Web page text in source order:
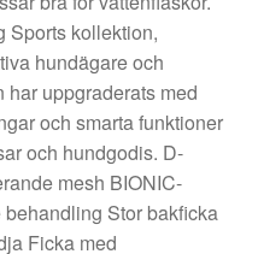
Sports kollektion,
hundägare och
har uppgraderats med
och smarta funktioner
och hundgodis. D-
mesh BIONIC-
Stor bakficka
Ficka med